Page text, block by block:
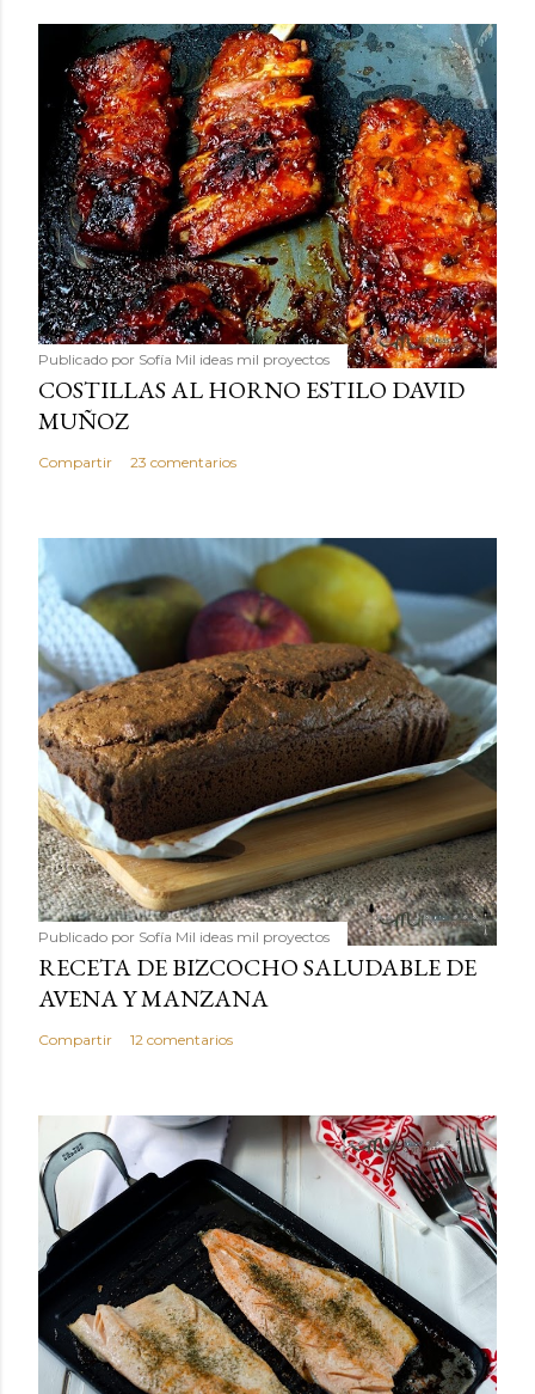
Publicado por Sofía Mil ideas mil proyectos
COSTILLAS AL HORNO ESTILO DAVID
MUÑOZ
Compartir 23 comentarios
Publicado por Sofía Mil ideas mil proyectos
RECETA DE BIZCOCHO SALUDABLE DE
AVENA Y MANZANA
Compartir 12 comentarios